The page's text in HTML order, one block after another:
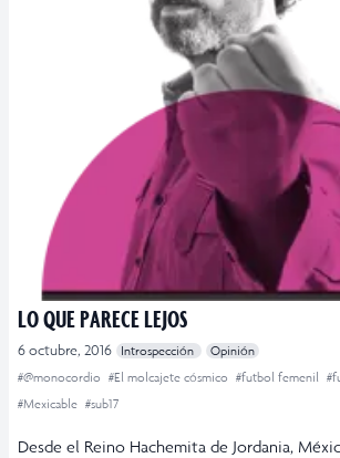
LO QUE PARECE LEJOS
6 octubre, 2016 Introspección
Opinión
#@monocordio #El molcajete cósmico #futbol femenil
#Mexicable #sub17
Desde el Reino Hachemita de Jordania,